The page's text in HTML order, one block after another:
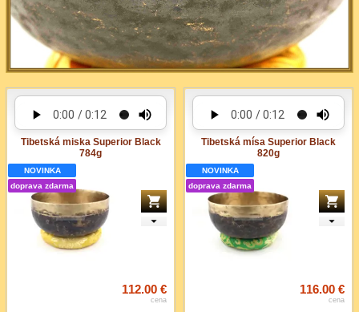
Tibetská miska Superior Black
784g
NOVINKA
doprava zdarma
112.00 €
cena
Tibetská mísa Superior Black
820g
NOVINKA
doprava zdarma
116.00 €
cena